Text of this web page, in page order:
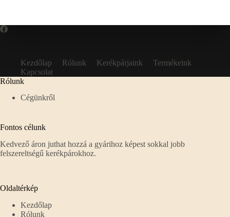
Kezdőlap Rólunk Kerékpárjaink
Termékeink
Kapcsolat
Rólunk
Cégünkről
Fontos célunk
Kedvező áron juthat hozzá a gyárihoz képest sokkal jobb
felszereltségű kerékpárokhoz.
Oldaltérkép
Kezdőlap
Rólunk